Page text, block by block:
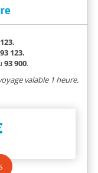
123.
93 123.
93900.
valable 1 heure.